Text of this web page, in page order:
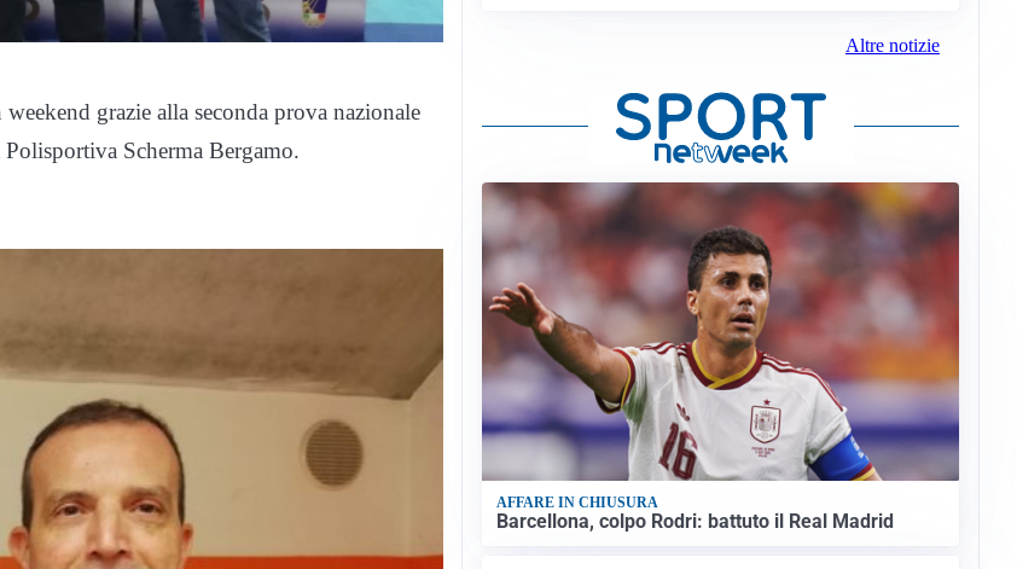
grazie alla seconda prova nazionale
Scherma Bergamo.
Altre notizie
AFFARE IN CHIUSURA
Barcellona, colpo Rodri: battuto il Real Madrid